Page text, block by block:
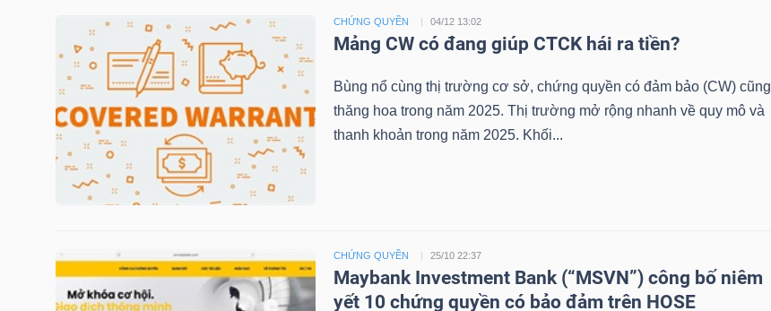
CHỨNG QUYỀN 04/12 13:02
Mảng CW có đang giúp CTCK hái ra tiền?
Bùng nổ cùng thị trường cơ sở, chứng quyền có đảm bảo (CW) cũng
thăng hoa trong năm 2025. Thị trường mở rộng nhanh về quy mô và
thanh khoản trong năm 2025. Khối...
CHỨNG QUYỀN 25/10 22:37
Maybank Investment Bank (“MSVN”) công bố niêm
yết 10 chứng quyền có bảo đảm trên HOSE
MÔ
NGÀNH
DOANH
NGHIỆP